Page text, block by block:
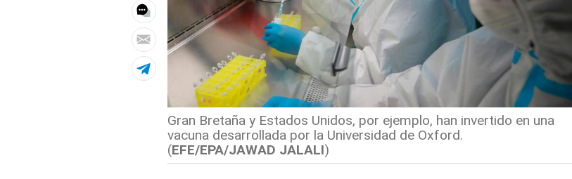
Gran Bretaña y Estados Unidos, por ejemplo, han invertido en una
vacuna desarrollada por la Universidad de Oxford.
(EFE/EPA/JAWAD JALALI)